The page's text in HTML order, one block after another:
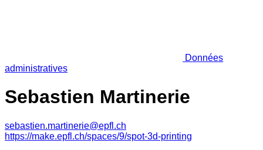
Données
administratives
Sebastien Martinerie
sebastien.martinerie@epfl.ch
https://make.epfl.ch/spaces/9/spot-3d-printing